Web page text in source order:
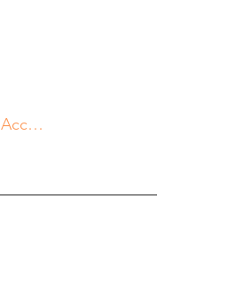
Accedi